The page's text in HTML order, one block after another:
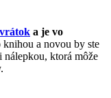
a je vo
a novou by ste
nálepkou, ktorá môže